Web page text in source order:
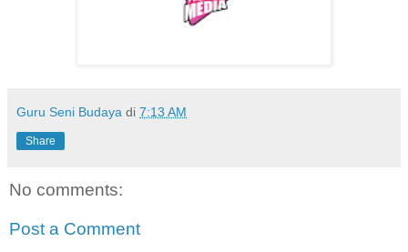
Guru Seni Budaya di 7:13 AM
Share
No comments:
Post a Comment